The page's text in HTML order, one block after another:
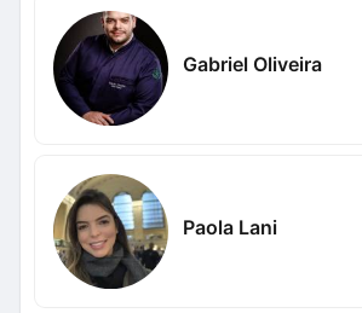
Gabriel Oliveira
Paola Lani